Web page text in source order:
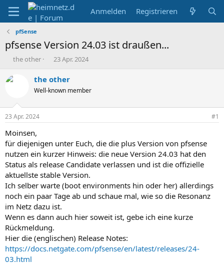
Anmelden Registrieren
pfSense
pfsense Version 24.03 ist draußen...
E
s
e
r
the other
E
s
e
t
23 Apr. 2024
the other
Well-known member
23 Apr. 2024 #1
Moinsen,
für diejenigen unter Euch, die die plus Version von pfsense
nutzen ein kurzer Hinweis: die neue Version 24.03 hat den
Status als release Candidate verlassen und ist die offizielle
aktuellste stable Version.
Ich selber warte (boot environments hin oder her) allerdings
noch ein paar Tage ab und schaue mal, wie so die Resonanz
im Netz dazu ist.
Wenn es dann auch hier soweit ist, gebe ich eine kurze
Rückmeldung.
Hier die (englischen) Release Notes:
https://docs.netgate.com/pfsense/en/latest/releases/24-
03.html